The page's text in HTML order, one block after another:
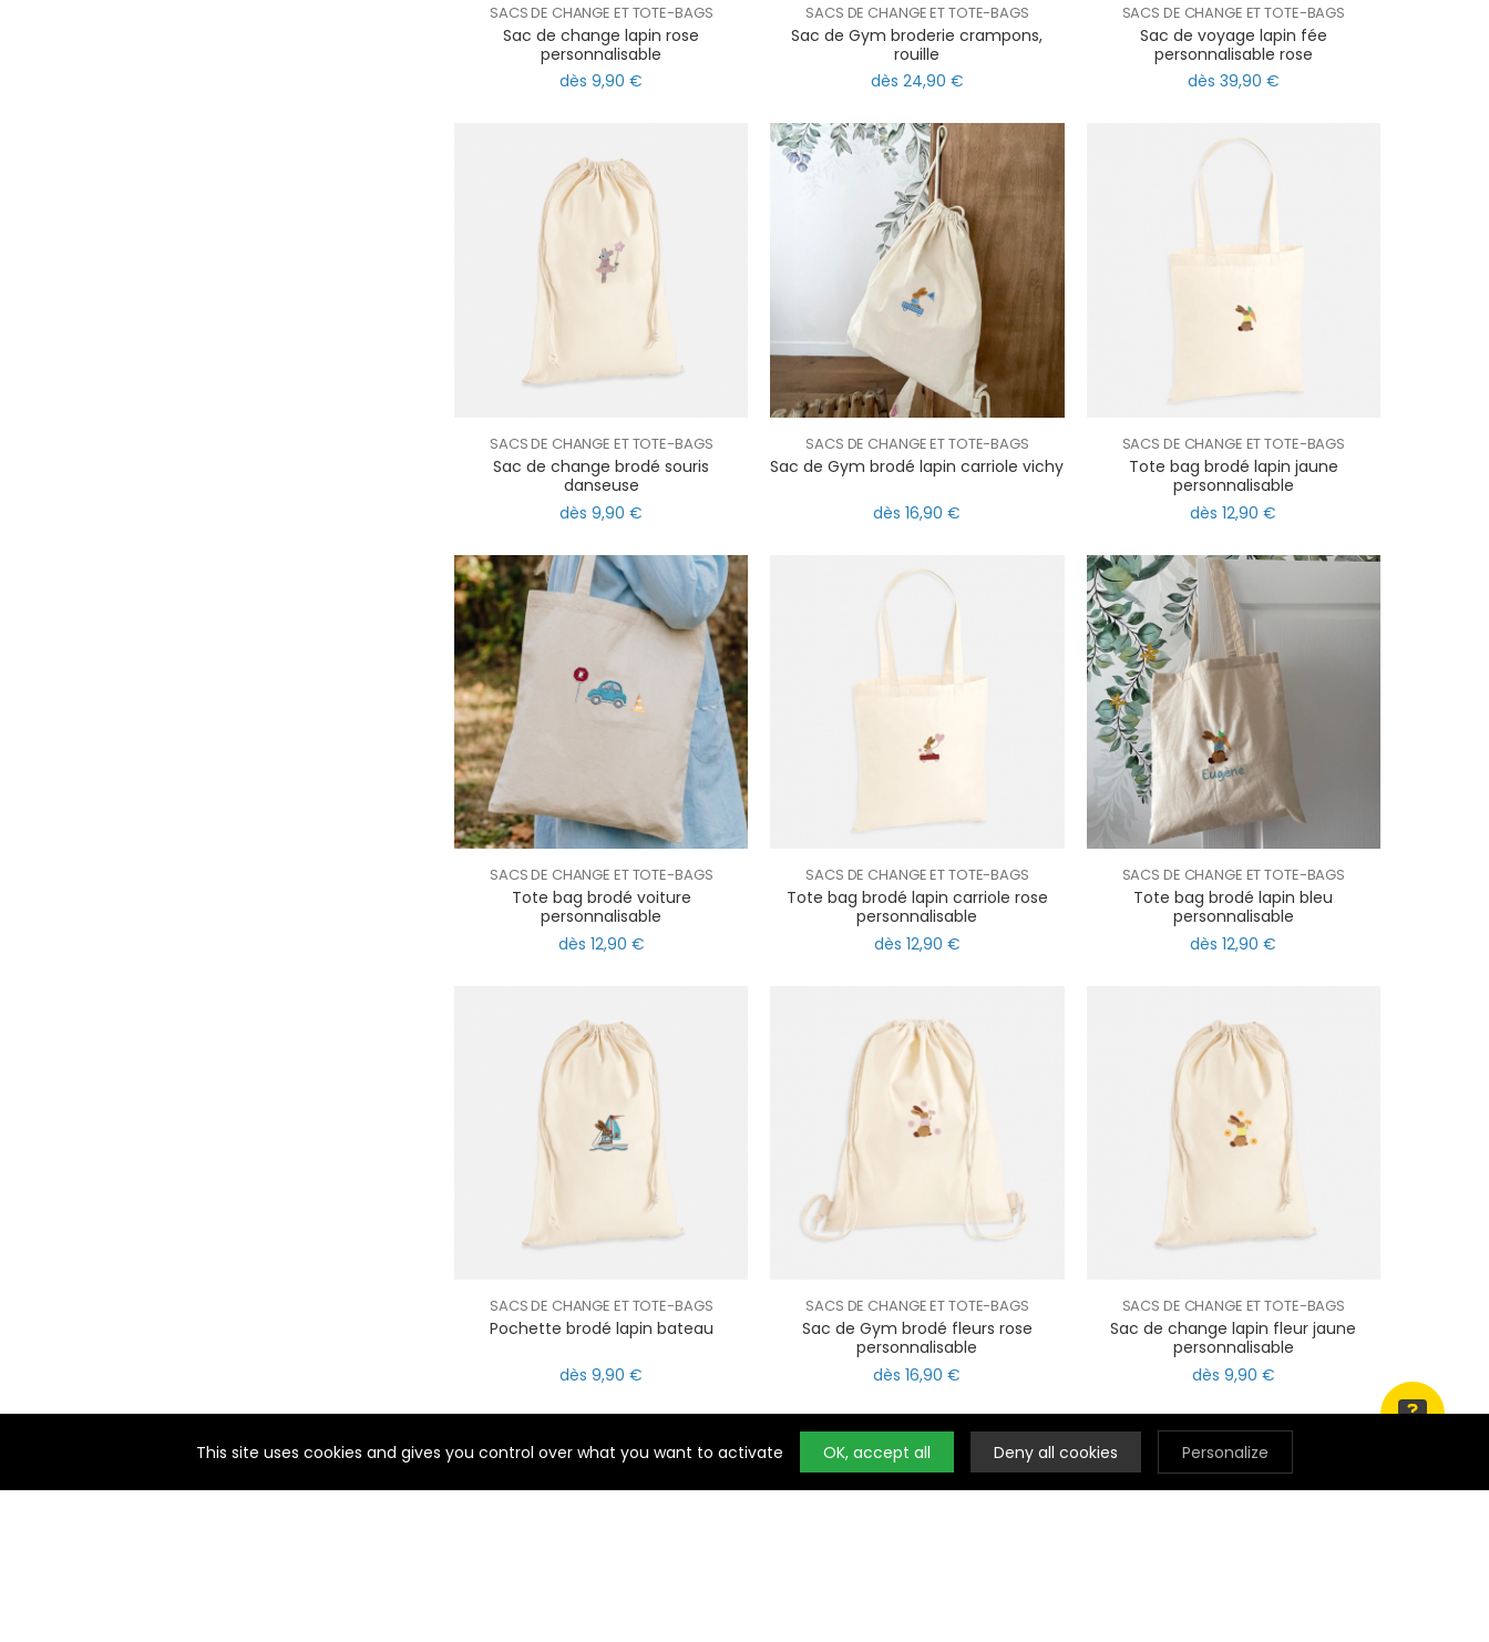
SACS DE CHANGE ET TOTE-BAGS
Sac de change lapin rose
personnalisable
dès 9,90 €
SACS DE CHANGE ET TOTE-BAGS
Sac de Gym broderie crampons,
rouille
dès 24,90 €
SACS DE CHANGE ET TOTE-BAGS
Sac de voyage lapin fée
personnalisable rose
dès 39,90 €
SACS DE CHANGE ET TOTE-BAGS
Sac de change brodé souris
danseuse
dès 9,90 €
SACS DE CHANGE ET TOTE-BAGS
Sac de Gym brodé lapin carriole vichy
dès 16,90 €
SACS DE CHANGE ET TOTE-BAGS
Tote bag brodé lapin jaune
personnalisable
dès 12,90 €
SACS DE CHANGE ET TOTE-BAGS
Tote bag brodé voiture
personnalisable
dès 12,90 €
SACS DE CHANGE ET TOTE-BAGS
Tote bag brodé lapin carriole rose
personnalisable
dès 12,90 €
SACS DE CHANGE ET TOTE-BAGS
Tote bag brodé lapin bleu
personnalisable
dès 12,90 €
SACS DE CHANGE ET TOTE-BAGS
Pochette brodé lapin bateau
dès 9,90 €
SACS DE CHANGE ET TOTE-BAGS
Sac de Gym brodé fleurs rose
personnalisable
dès 16,90 €
SACS DE CHANGE ET TOTE-BAGS
Sac de change lapin fleur jaune
personnalisable
dès 9,90 €
null
This site uses cookies and gives you control over what you want to activate OK, accept all Deny all cookies Personalize